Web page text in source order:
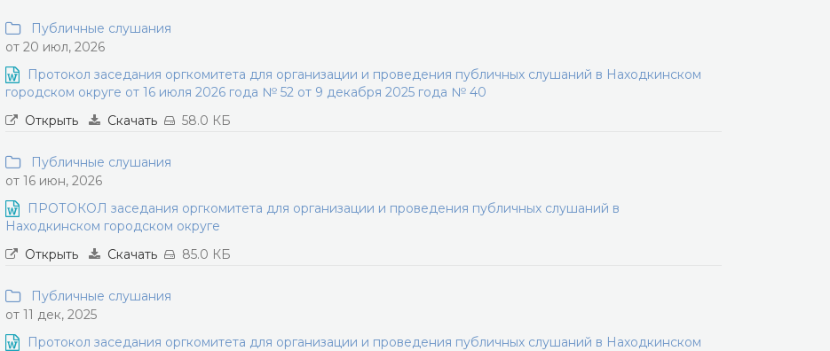
Публичные слушания
от 20 июл, 2026
Протокол заседания оргкомитета для организации и проведения публичных слушаний в Находкинском
городском округе от 16 июля 2026 года № 52 от 9 декабря 2025 года № 40
Открыть
Скачать 58.0 КБ
Публичные слушания
от 16 июн, 2026
ПРОТОКОЛ заседания оргкомитета для организации и проведения публичных слушаний в
Находкинском городском округе
Открыть
Скачать 85.0 КБ
Публичные слушания
от 11 дек, 2025
Протокол заседания оргкомитета для организации и проведения публичных слушаний в Находкинском